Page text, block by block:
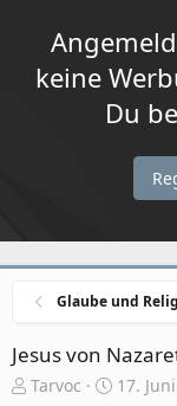
keine
Du
Glaube und
Jesus von
E
Tarvoc
E17.